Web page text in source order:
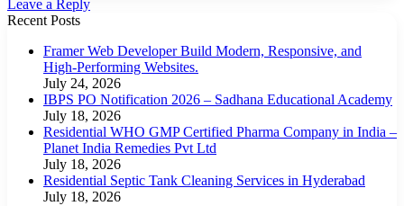
Leave a Reply
Recent Posts
Framer Web Developer Build Modern, Responsive, and
High-Performing Websites.
July 24, 2026
IBPS PO Notification 2026 – Sadhana Educational Academy
July 18, 2026
Residential WHO GMP Certified Pharma Company in India –
Planet India Remedies Pvt Ltd
July 18, 2026
Residential Septic Tank Cleaning Services in Hyderabad
July 18, 2026